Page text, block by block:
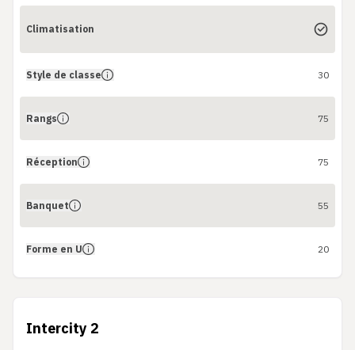
Climatisation
Style de classe 30
Rangs 75
Réception 75
Banquet 55
Forme en U 20
Intercity 2